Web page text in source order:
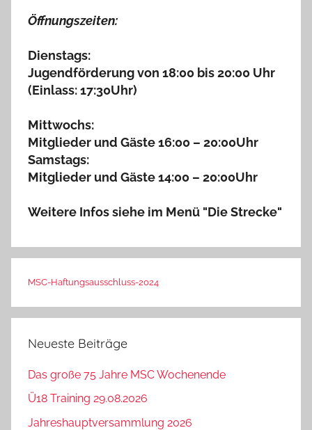
Öffnungszeiten:
Dienstags:
Jugendförderung von 18:00 bis 20:00 Uhr
(Einlass: 17:30Uhr)
Mittwochs:
Mitglieder und Gäste 16:00 – 20:00Uhr
Samstags:
Mitglieder und Gäste 14:00 – 20:00Uhr
Weitere Infos siehe im Menü "Die Strecke"
MSC-Haftungsausschluss-2024
Neueste Beiträge
Das große 75 Jahre MSC Wochenende
Ü18 Training 29.08.2026
Jahreshauptversammlung 2026